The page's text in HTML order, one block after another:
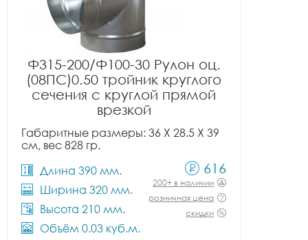
Ф315-200/Ф100-30 Рулон оц.
(08ПС)0.50 тройник круглого
сечения с круглой прямой
врезкой
Габаритные размеры: 36 X 28.5 X 39
см, вес 828 гр.
Длина 390 мм.
Ширина 320 мм.
Высота 210 мм.
Объём 0.03 куб.м.
616
200+ в наличии
розничная цена
скидки